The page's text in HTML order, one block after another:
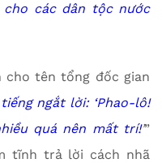
các dân tộc nước
cho tên tổng đốc gian
ngắt lời: ‘Phao-lô!
quá nên mất trí!’”
tĩnh trả lời cách nhã